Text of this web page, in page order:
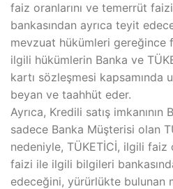
faiz oranlarını ve temerrüt
bankasından ayrıca teyit
mevzuat hükümleri
ilgili hükümlerin Banka ve
kartı sözleşmesi kapsamında
beyan ve taahhüt eder.
Ayrıca, Kredili satış imkanının
sadece Banka Müşterisi olan
nedeniyle, TÜKETİCİ, ilgili faiz
faizi ile ilgili bilgileri
edeceğini, yürürlükte bulunan